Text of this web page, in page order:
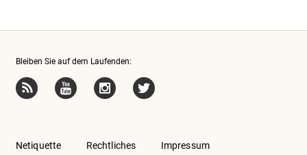
Bleiben Sie auf dem Laufenden:
Netiquette Rechtliches Impressum